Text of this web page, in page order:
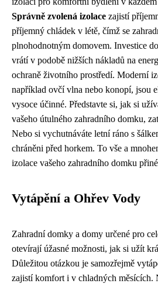
Správně zvolená izolace zajistí
příjemný chládek v létě, čímž se
plnohodnotným domovem. Investice
vrátí v podobě nižších nákladů na
ochraně životního prostředí. Moderní
například ovčí vlna nebo konopí, jsou
vysoce účinné. Představte si, jak si
vašeho útulného zahradního domku,
Nebo si vychutnáváte letní ráno s
chráněni před horkem. To vše a
izolace vašeho zahradního domku
Vytápění a Ohřev Vody
Zahradní domky a domy určené pro
otevírají úžasné možnosti, jak si užít
Důležitou otázkou je samozřejmě
zajistí komfort i v chladných měsících.